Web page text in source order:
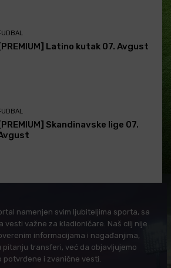
[PREMIUM] Latino kutak 07. Avgust
[PREMIUM] Skandinavske lige 07.
namenjen svim ljubiteljima sporta, sa
vesti važne za kladioničare. Naš cilj nije
informacijama i nagađanjima,
pitanju transferi, već da objavljujemo
potvrđene i zvanične vesti.